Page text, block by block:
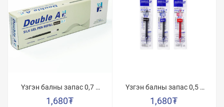
Үзгэн балны запас 0,7 /
Хар/
1,680₮
Үзгэн балны запас 0,5 /
Хар/
1,680₮